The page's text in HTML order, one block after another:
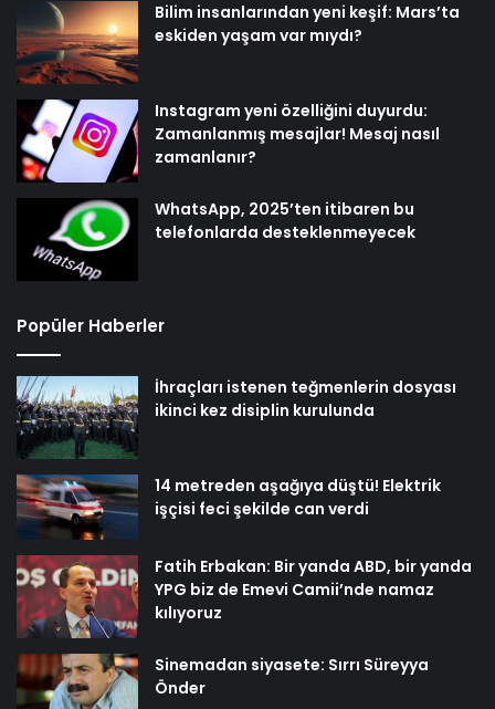
Bilim insanlarından yeni keşif: Mars’ta
eskiden yaşam var mıydı?
Instagram yeni özelliğini duyurdu:
Zamanlanmış mesajlar! Mesaj nasıl
zamanlanır?
WhatsApp, 2025’ten itibaren bu
telefonlarda desteklenmeyecek
Popüler Haberler
İhraçları istenen teğmenlerin dosyası
ikinci kez disiplin kurulunda
14 metreden aşağıya düştü! Elektrik
işçisi feci şekilde can verdi
Fatih Erbakan: Bir yanda ABD, bir yanda
YPG biz de Emevi Camii’nde namaz
kılıyoruz
Sinemadan siyasete: Sırrı Süreyya
Önder